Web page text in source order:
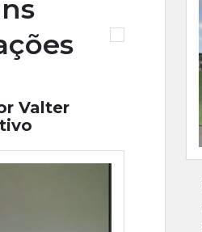
Valter